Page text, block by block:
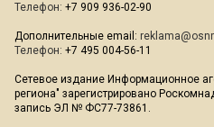
Телефон: +7 909 936-02-90
Дополнительные email:
Телефон: +7 495 004-56-11
Сетевое издание Информационное
региона" зарегистрировано
запись ЭЛ № ФС77-73861.